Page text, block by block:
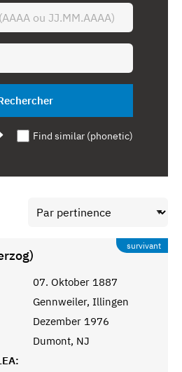
Find similar (phonetic)
survivant
07. Oktober 1887
Gennweiler, Illingen
Dezember 1976
Dumont, NJ